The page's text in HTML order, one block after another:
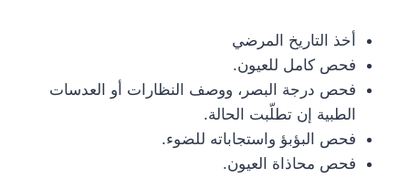
أخذ التاريخ المرضي
فحص كامل للعيون.
فحص درجة البصر، ووصف النظارات أو العدسات
الطبية إن تطلّبت الحالة.
فحص البؤبؤ واستجاباته للضوء.
فحص محاذاة العيون.